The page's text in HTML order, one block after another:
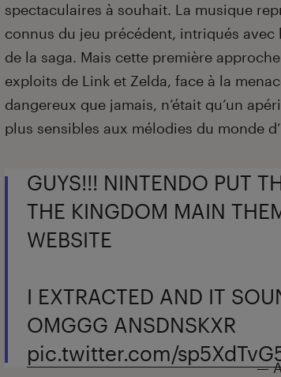
spectaculaires à souhait. La musique
connus du jeu précédent, intriqués
de la saga. Mais cette première
exploits de Link et Zelda, face à la
dangereux que jamais, n’était qu’un
plus sensibles aux mélodies du monde
GUYS!!! NINTENDO PUT
THE KINGDOM MAIN
WEBSITE
I EXTRACTED AND IT
OMGGG ANSDNSKXR
pic.twitter.com/
—